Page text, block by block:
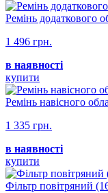
Ремінь додаткового
1 496 грн.
в наявності
купити
Ремінь навісного
1 335 грн.
в наявності
купити
Фільтр повітряний